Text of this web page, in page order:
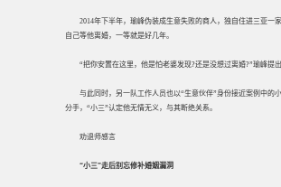
2014年下半年，瑜峰伪装成生意失败的商人，独自住进三亚一
自己等他离婚，一等就是好几年。
“把你安置在这里，他是怕老婆发现?还是没想过离婚?”瑜峰提
与此同时，另一队工作人员也以“生意伙伴”身份接近案例中的
分手，“小三”认定他无情无义，与其断绝关系。
劝退师感言
“小三”走后别忘修补婚姻漏洞